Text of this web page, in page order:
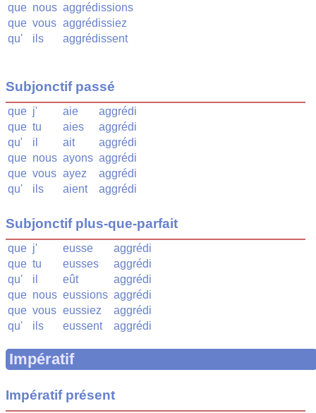
que nous aggrédissions
que vous aggrédissiez
qu'
ils aggrédissent
Subjonctif passé
que j' aie
aggrédi
que tu aies
aggrédi
qu'
il ait
aggrédi
que nous ayons aggrédi
que vous ayez
aggrédi
qu'
ils aient aggrédi
Subjonctif plus-que-parfait
que j' eusse
aggrédi
que tu eusses
aggrédi
qu'
il eût
aggrédi
que nous eussions aggrédi
que vous eussiez
aggrédi
qu'
ils eussent aggrédi
Impératif
Impératif présent